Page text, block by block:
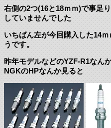
右側の2つ(16と18ｍｍ)で事足
していませんでした
いちばん左が今回購入した14
うです。
昨年モデルなどのYZF-R1なん
NGKのHPなんか見ると